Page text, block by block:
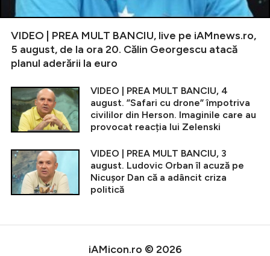
VIDEO | PREA MULT BANCIU, live pe iAMnews.ro,
5 august, de la ora 20. Călin Georgescu atacă
planul aderării la euro
VIDEO | PREA MULT BANCIU, 4
august. ”Safari cu drone” împotriva
civililor din Herson. Imaginile care au
provocat reacția lui Zelenski
VIDEO | PREA MULT BANCIU, 3
august. Ludovic Orban îl acuză pe
Nicușor Dan că a adâncit criza
politică
iAMicon.ro © 2026